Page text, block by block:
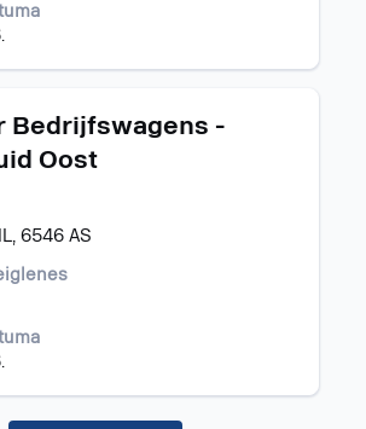
Bedrijfswagens -
Oost
6546 AS